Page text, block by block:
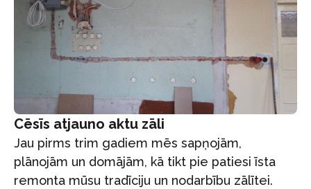
Cēsīs atjauno aktu zāli
Jau pirms trim gadiem mēs sapņojām,
plānojām un domājām, kā tikt pie patiesi īsta
remonta mūsu tradīciju un nodarbību zālītei.